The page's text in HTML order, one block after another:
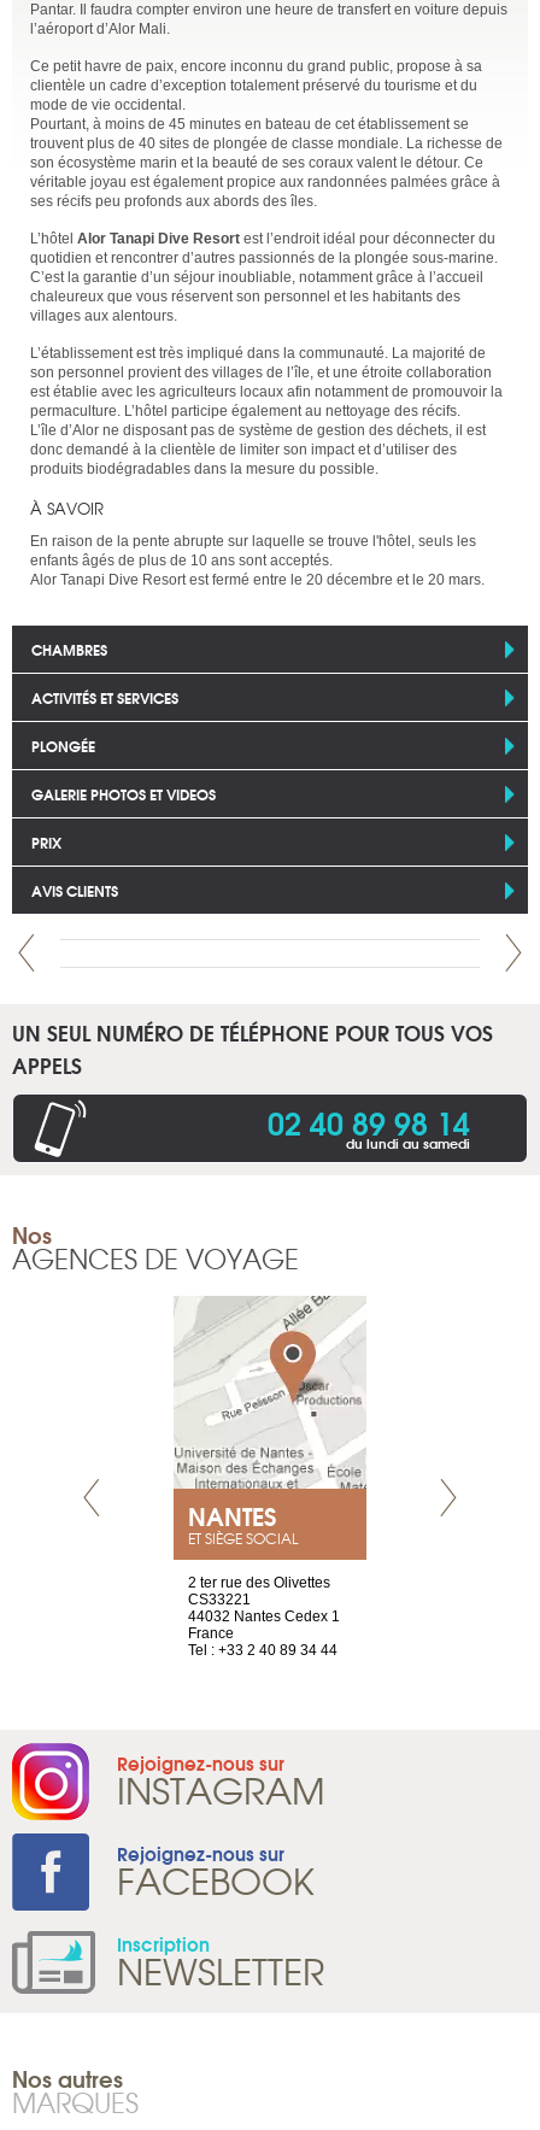
Pantar. Il faudra compter environ une heure de transfert en voiture depuis
l’aéroport d’Alor Mali.
Ce petit havre de paix, encore inconnu du grand public, propose à sa
clientèle un cadre d’exception totalement préservé du tourisme et du
mode de vie occidental.
Pourtant, à moins de 45 minutes en bateau de cet établissement se
trouvent plus de 40 sites de plongée de classe mondiale. La richesse de
son écosystème marin et la beauté de ses coraux valent le détour. Ce
véritable joyau est également propice aux randonnées palmées grâce à
ses récifs peu profonds aux abords des îles.
L’hôtel Alor Tanapi Dive Resort est l’endroit idéal pour déconnecter du
quotidien et rencontrer d’autres passionnés de la plongée sous-marine.
C’est la garantie d’un séjour inoubliable, notamment grâce à l’accueil
chaleureux que vous réservent son personnel et les habitants des
villages aux alentours.
L’établissement est très impliqué dans la communauté. La majorité de
son personnel provient des villages de l’île, et une étroite collaboration
est établie avec les agriculteurs locaux afin notamment de promouvoir la
permaculture. L’hôtel participe également au nettoyage des récifs.
L’île d’Alor ne disposant pas de système de gestion des déchets, il est
donc demandé à la clientèle de limiter son impact et d’utiliser des
produits biodégradables dans la mesure du possible.
À SAVOIR
En raison de la pente abrupte sur laquelle se trouve l'hôtel, seuls les
enfants âgés de plus de 10 ans sont acceptés.
Alor Tanapi Dive Resort est fermé entre le 20 décembre et le 20 mars.
CHAMBRES
ACTIVITÉS ET SERVICES
PLONGÉE
GALERIE PHOTOS ET VIDEOS
PRIX
AVIS CLIENTS
UN SEUL NUMÉRO DE TÉLÉPHONE POUR TOUS VOS
APPELS
02 40 89 98 14
du lundi au samedi
Nos
AGENCES DE VOYAGE
NANTES
ET SIÈGE SOCIAL
2 ter rue des Olivettes
CS33221
44032 Nantes Cedex 1
France
Tel : +33 2 40 89 34 44
Rejoignez-nous sur
INSTAGRAM
Rejoignez-nous sur
FACEBOOK
Inscription
NEWSLETTER
Nos autres
MARQUES